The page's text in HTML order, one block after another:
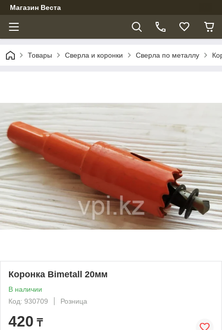
Магазин Веста
Товары Сверла и коронки Сверла по металлу
Коронка Bimetall 20мм
В наличии
Код: 930709
Розница
420 ₸